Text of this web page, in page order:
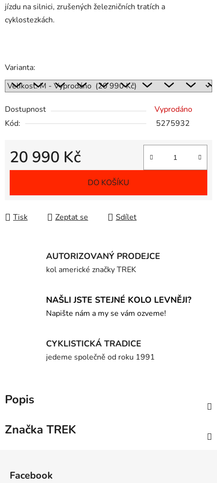
jízdu na silnici, zrušených železničních tratích a
cyklostezkách.
Varianta:
Dostupnost
Vyprodáno
Kód:
5275932
20 990 Kč
Měrná cena:
DO KOŠÍKU
Tisk Zeptat se Sdílet
AUTORIZOVANÝ PRODEJCE
kol americké značky TREK
NAŠLI JSTE STEJNÉ KOLO LEVNĚJI?
Napište nám a my se vám ozveme!
CYKLISTICKÁ TRADICE
jedeme společně od roku 1991
Popis
Značka TREK
Facebook